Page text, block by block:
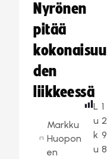
Nyrönen
pitää
kokonaisuu
den
liikkeessä
Markku
Huopon
en
L
u
k
u
1
2
9
8